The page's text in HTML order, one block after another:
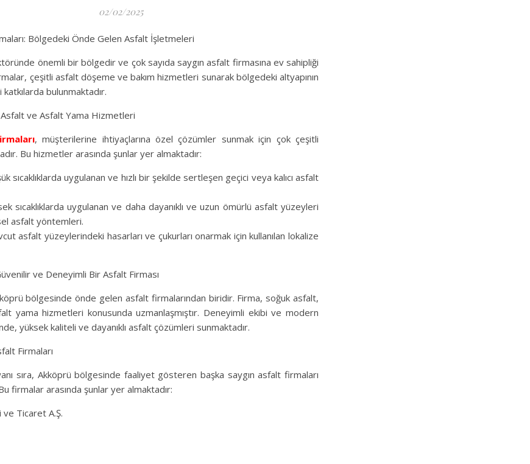
02/02/2025
Bölgedeki Önde Gelen Asfalt İşletmeleri
önemli bir bölgedir ve çok sayıda saygın asfalt firmasına ev sahipliği
çeşitli asfalt döşeme ve bakım hizmetleri sunarak bölgedeki altyapının
bulunmaktadır.
Asfalt ve Asfalt Yama Hizmetleri
, müşterilerine ihtiyaçlarına özel çözümler sunmak için çok çeşitli
Bu hizmetler arasında şunlar yer almaktadır:
sıcaklıklarda uygulanan ve hızlı bir şekilde sertleşen geçici veya kalıcı asfalt
sıcaklıklarda uygulanan ve daha dayanıklı ve uzun ömürlü asfalt yüzeyleri
asfalt yöntemleri.
asfalt yüzeylerindeki hasarları ve çukurları onarmak için kullanılan lokalize
ve Deneyimli Bir Asfalt Firması
bölgesinde önde gelen asfalt firmalarından biridir. Firma, soğuk asfalt,
yama hizmetleri konusunda uzmanlaşmıştır. Deneyimli ekibi ve modern
yüksek kaliteli ve dayanıklı asfalt çözümleri sunmaktadır.
Firmaları
sıra, Akköprü bölgesinde faaliyet gösteren başka saygın asfalt firmaları
firmalar arasında şunlar yer almaktadır:
ve Ticaret A.Ş.